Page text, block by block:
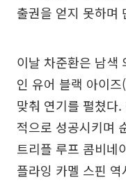
출권을 얻지 못하며
이날 차준환은 남색
인 유어 블랙 아이
맞춰 연기를 펼쳤다
적으로 성공시키며
트리플 루프 콤비네
플라잉 카멜 스핀